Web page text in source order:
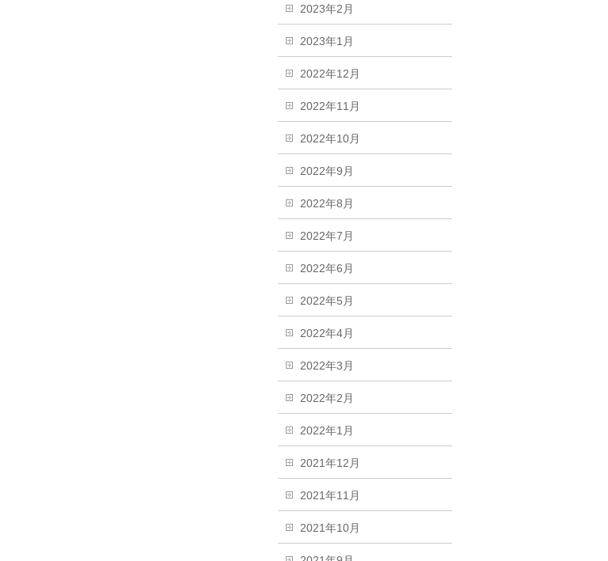
2023年2月
2023年1月
2022年12月
2022年11月
2022年10月
2022年9月
2022年8月
2022年7月
2022年6月
2022年5月
2022年4月
2022年3月
2022年2月
2022年1月
2021年12月
2021年11月
2021年10月